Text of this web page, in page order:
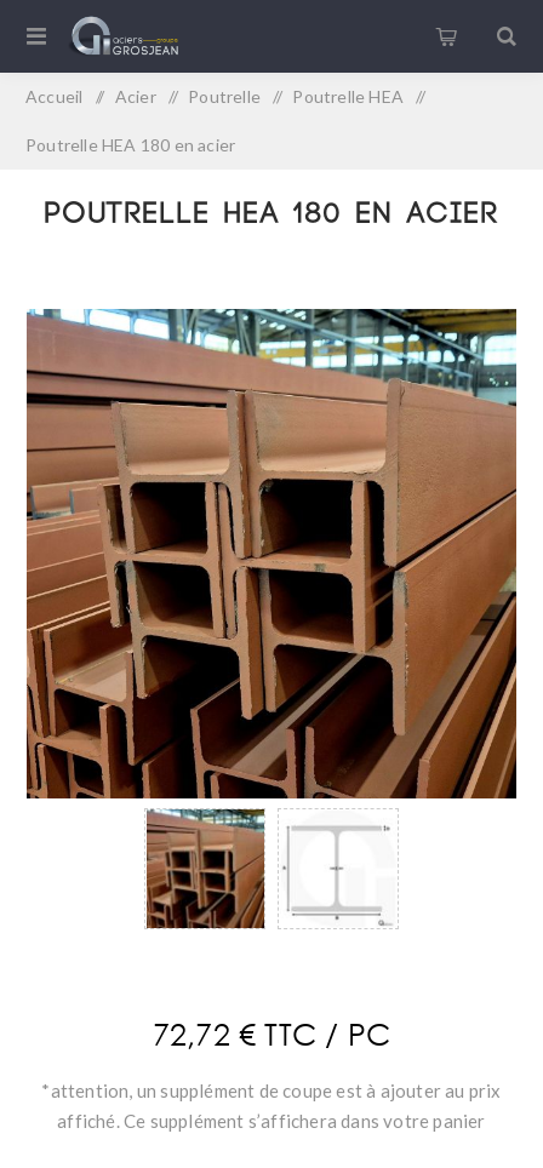
Accueil / Acier / Poutrelle / Poutrelle HEA /
Poutrelle HEA 180 en acier
Poutrelle HEA 180 en acier
72,72 € TTC / PC
*attention, un supplément de coupe est à ajouter au prix
affiché. Ce supplément s’affichera dans votre panier